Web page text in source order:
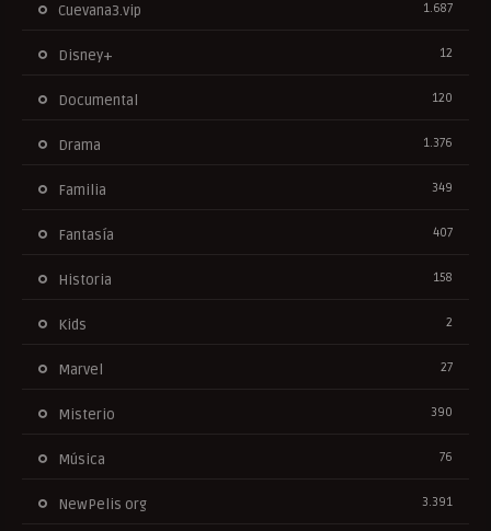
Cuevana3.vip 1.687
Disney+ 12
Documental 120
Drama 1.376
Familia 349
Fantasía 407
Historia 158
Kids 2
Marvel 27
Misterio 390
Música 76
NewPelis org 3.391